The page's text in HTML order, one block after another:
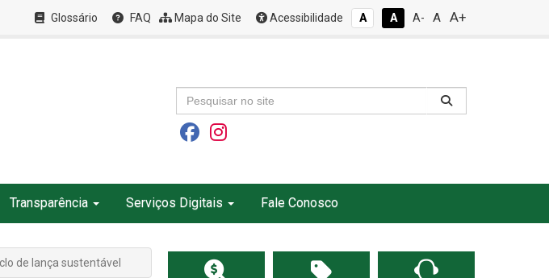
Glossário FAQ Mapa do Site Acessibilidade A A A- A A+
Transparência Serviços Digitais Fale Conosco
de lança sustentável